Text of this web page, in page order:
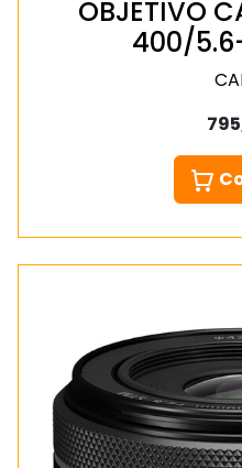
OBJETIVO
400/